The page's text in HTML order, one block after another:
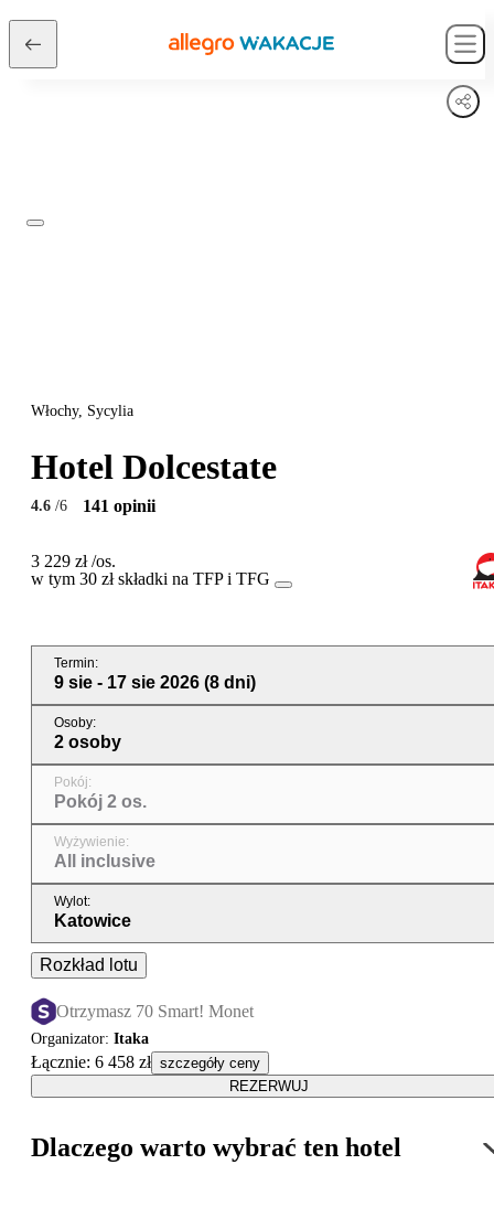
Włochy, Sycylia
Hotel Dolcestate
4.6 /6 141 opinii
3 229 zł/os.
w tym 30 zł składki na TFP i TFG
Termin:
9 sie - 17 sie 2026 (8 dni)
Osoby:
2 osoby
Pokój:
Pokój 2 os.
Wyżywienie:
All inclusive
Wylot:
Katowice
Rozkład lotu
Otrzymasz 70 Smart! Monet
Organizator: Itaka
Łącznie: 6 458 zł szczegóły ceny
REZERWUJ
Dlaczego warto wybrać ten hotel